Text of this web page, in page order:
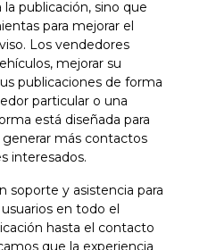
publicación, sino que
para mejorar el
Los vendedores
mejorar su
publicaciones de forma
particular o una
está diseñada para
más contactos
interesados.
soporte y asistencia para
en todo el
hasta el contacto
que la experiencia